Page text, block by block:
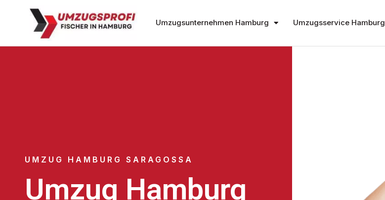
Umzugsunternehmen Hamburg Umzugsservice Hamburg
UMZUG HAMBURG SARAGOSSA
Umzug Hamburg